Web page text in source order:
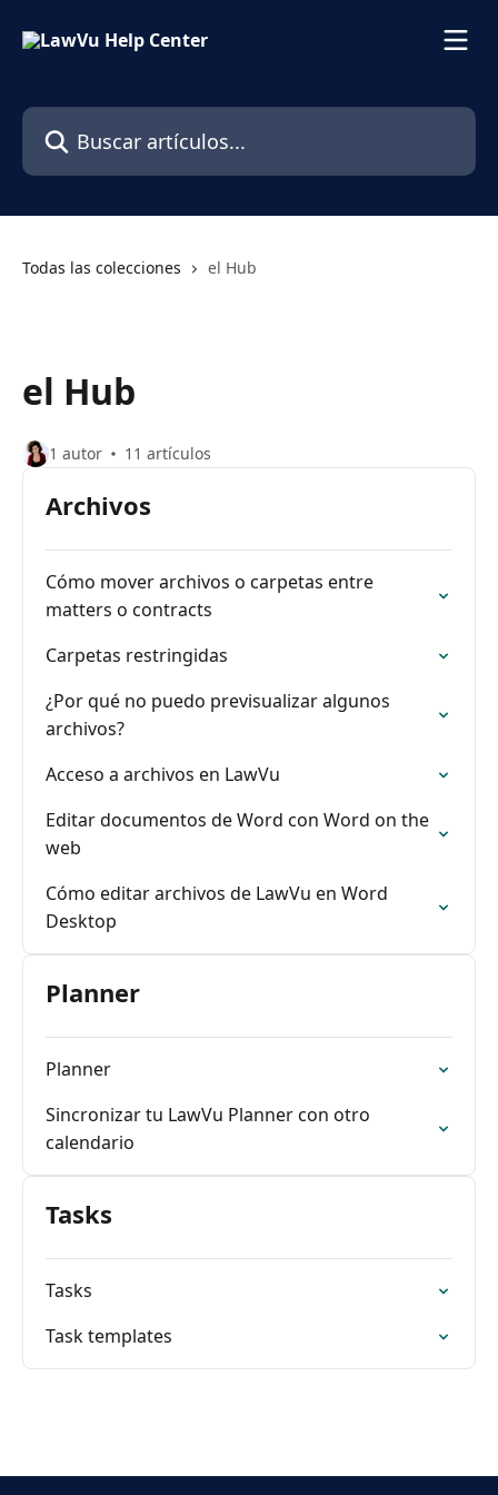
Buscar artículos...
Todas las colecciones el Hub
el Hub
1 autor 11 artículos
Archivos
Cómo mover archivos o carpetas entre
matters o contracts
Carpetas restringidas
¿Por qué no puedo previsualizar algunos
archivos?
Acceso a archivos en LawVu
Editar documentos de Word con Word on the
web
Cómo editar archivos de LawVu en Word
Desktop
Planner
Planner
Sincronizar tu LawVu Planner con otro
calendario
Tasks
Tasks
Task templates